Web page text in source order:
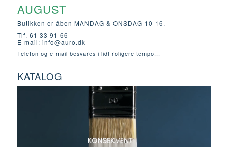
AUGUST
Butikken er åben MANDAG & ONSDAG 10-16.
Tlf. 61 33 91 66
E-mail: info@auro.dk
Telefon og e-mail besvares i lidt roligere tempo...
KATALOG